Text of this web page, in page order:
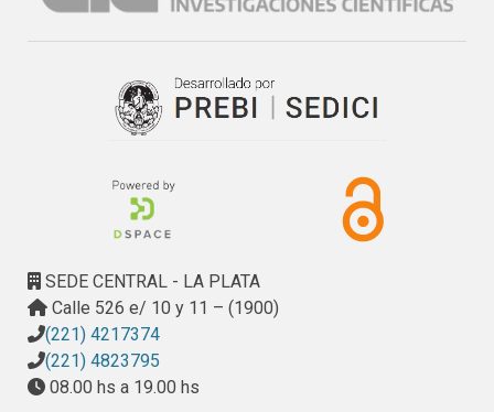
SEDE CENTRAL - LA PLATA
Calle 526 e/ 10 y 11 – (1900)
(221) 4217374
(221) 4823795
08.00 hs a 19.00 hs